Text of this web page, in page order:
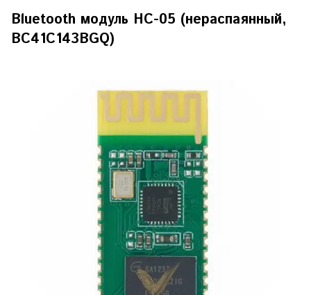
Bluetooth модуль HC-05 (нераспаянный,
BC41C143BGQ)